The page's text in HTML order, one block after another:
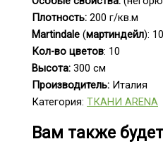
Плотность:200 г/кв.м
Martindale (мартиндейл):
Кол-во цветов: 10
Высота: 300 см
Производитель: Италия
Категория:ТКАНИ ARENA
Вам также